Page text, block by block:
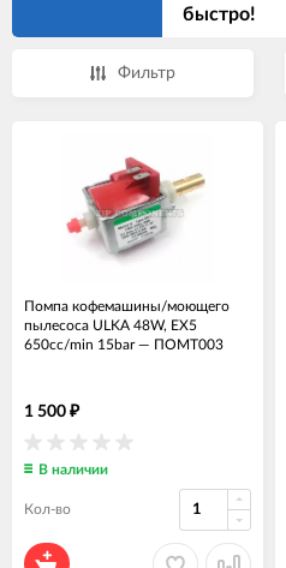
быстро!
Фильтр
Помпа кофемашины/моющего
пылесоса ULKA 48W, EX5
650cc/min 15bar — ПОМТ003
1 500 ₽
В наличии
Кол-во